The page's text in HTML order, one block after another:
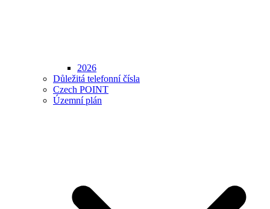
2026
Důležitá telefonní čísla
Czech POINT
Územní plán